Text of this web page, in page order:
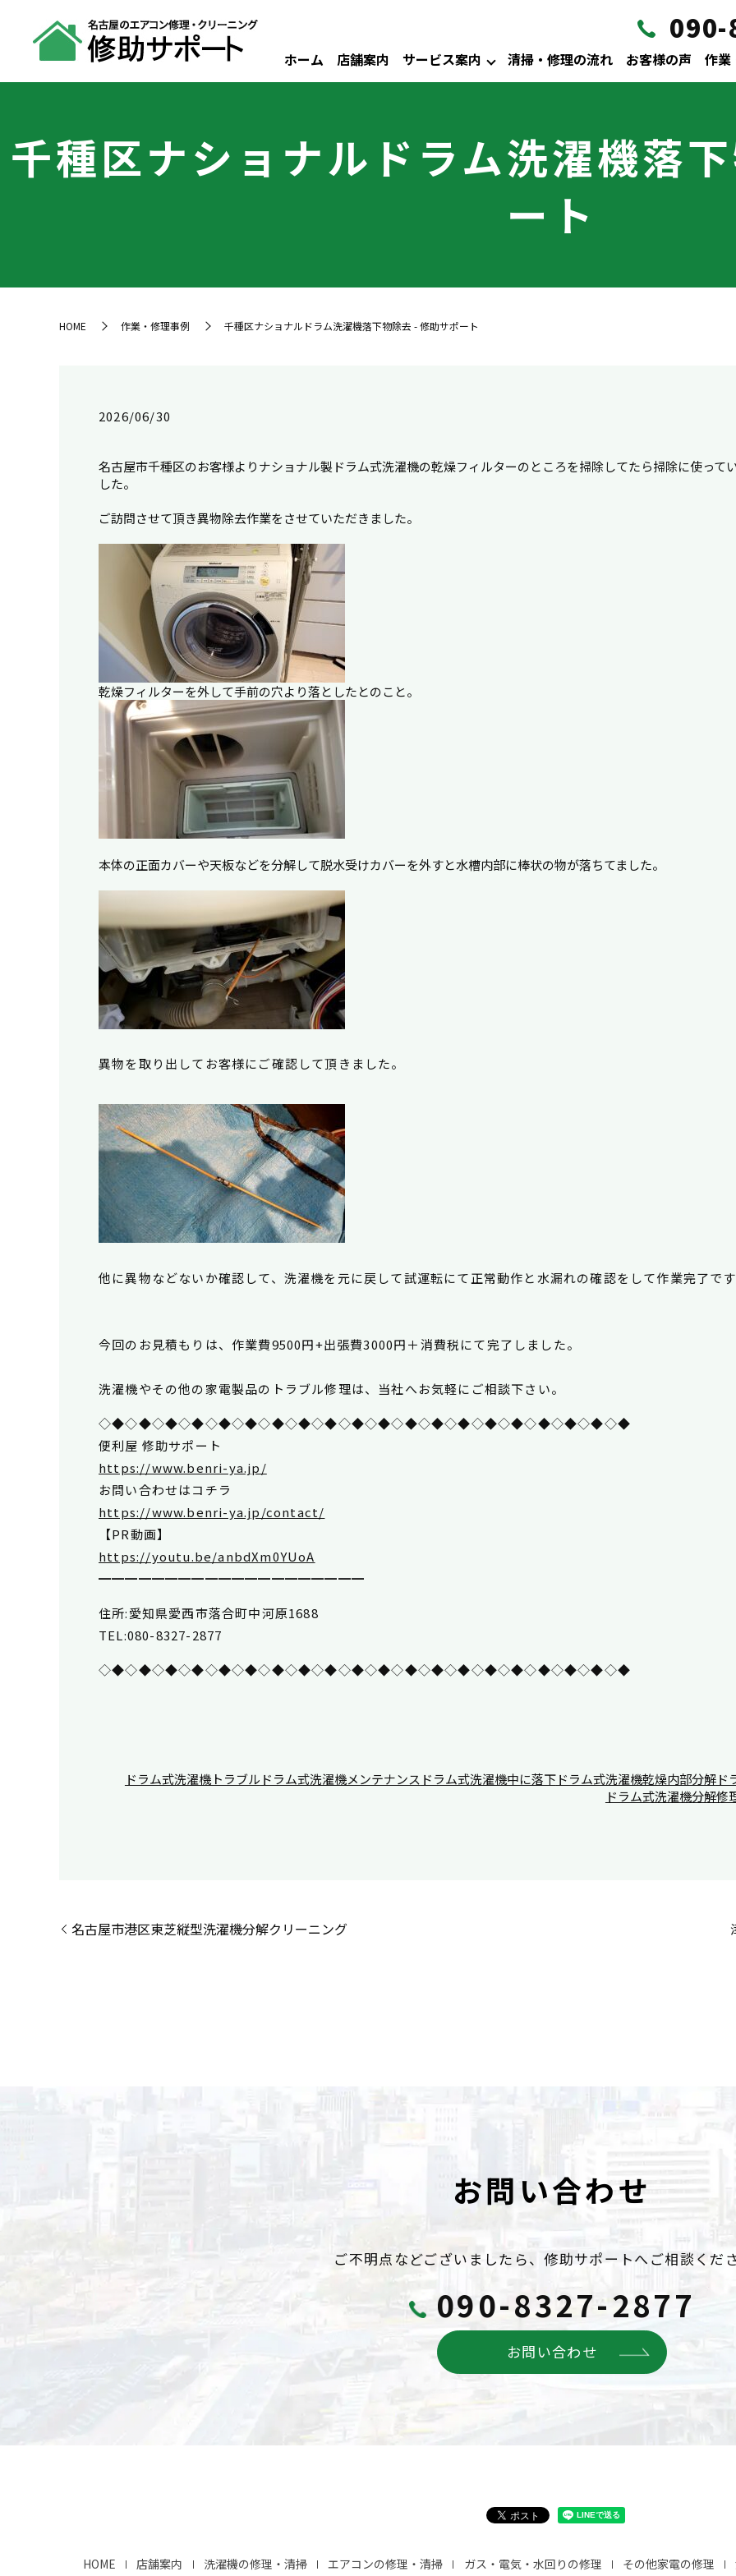
ホーム 店舗案内 サービス案内 清掃・修理の流れ お客様の声 作業
千種区ナショナルドラム洗濯機落
ート
HOME 作業・修理事例 千種区ナショナルドラム洗濯機落下物除去 - 修助サポート
2026/06/30
名古屋市千種区のお客様よりナショナル製ドラム式洗濯機の乾燥フィルターのところを掃除してたら掃除に使って
した。
ご訪問させて頂き異物除去作業をさせていただきました。
乾燥フィルターを外して手前の穴より落としたとのこと。
本体の正面カバーや天板などを分解して脱水受けカバーを外すと水槽内部に棒状の物が落ちてました。
異物を取り出してお客様にご確認して頂きました。
他に異物などないか確認して、洗濯機を元に戻して試運転にて正常動作と水漏れの確認をして作業完了で
今回のお見積もりは、作業費9500円+出張費3000円＋消費税にて完了しました。
洗濯機やその他の家電製品のトラブル修理は、当社へお気軽にご相談下さい。
◇◆◇◆◇◆◇◆◇◆◇◆◇◆◇◆◇◆◇◆◇◆◇◆◇◆◇◆◇◆◇◆◇◆◇◆◇◆◇◆
便利屋 修助サポート
https://www.benri-ya.jp/
お問い合わせはコチラ
https://www.benri-ya.jp/contact/
【PR動画】
https://youtu.be/anbdXm0YUoA
━━━━━━━━━━━━━━━━━━━━
住所:愛知県愛西市落合町中河原1688
TEL:080-8327-2877
◇◆◇◆◇◆◇◆◇◆◇◆◇◆◇◆◇◆◇◆◇◆◇◆◇◆◇◆◇◆◇◆◇◆◇◆◇◆◇◆
ドラム式洗濯機トラブル ドラム式洗濯機メンテナンス ドラム式洗濯機中に落下ドラム式洗濯機乾燥内部分解ド
ドラム式洗濯機分解修
名古屋市港区東芝縦型洗濯機分解クリーニング
お問い合わせ
ご不明点などございましたら、修助サポートへご相談くだ
090-8327-2877
お問い合わせ
HOME 店舗案内 洗濯機の修理・清掃 エアコンの修理・清掃 ガス・電気・水回りの修理 その他家電の修理